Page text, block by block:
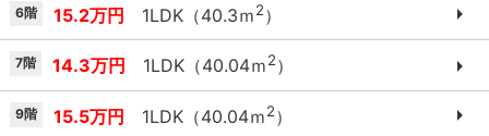
6階 15.2万円 1LDK（40.3ｍ2）
7階 14.3万円 1LDK（40.04ｍ2）
9階 15.5万円 1LDK（40.04ｍ2）